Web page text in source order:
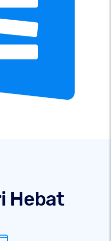
Hebat